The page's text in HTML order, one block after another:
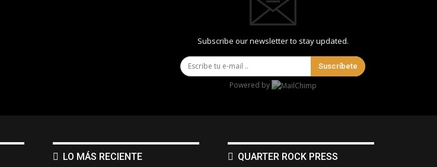
Subscribe our newsletter to stay updated.
Suscríbete
Powered by
LO MÁS RECIENTE QUARTER ROCK PRESS